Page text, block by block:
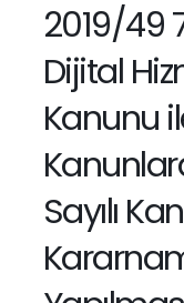
2019/49
Dijital
Kanunu
Sayılı